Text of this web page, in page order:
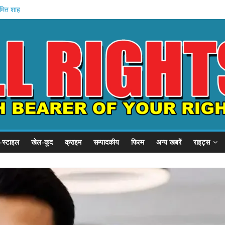
शाह
मंत्रालय
रोका
खेल-कूद क्राइम सम्पादकीय फिल्म अन्य खबरें राइट्स